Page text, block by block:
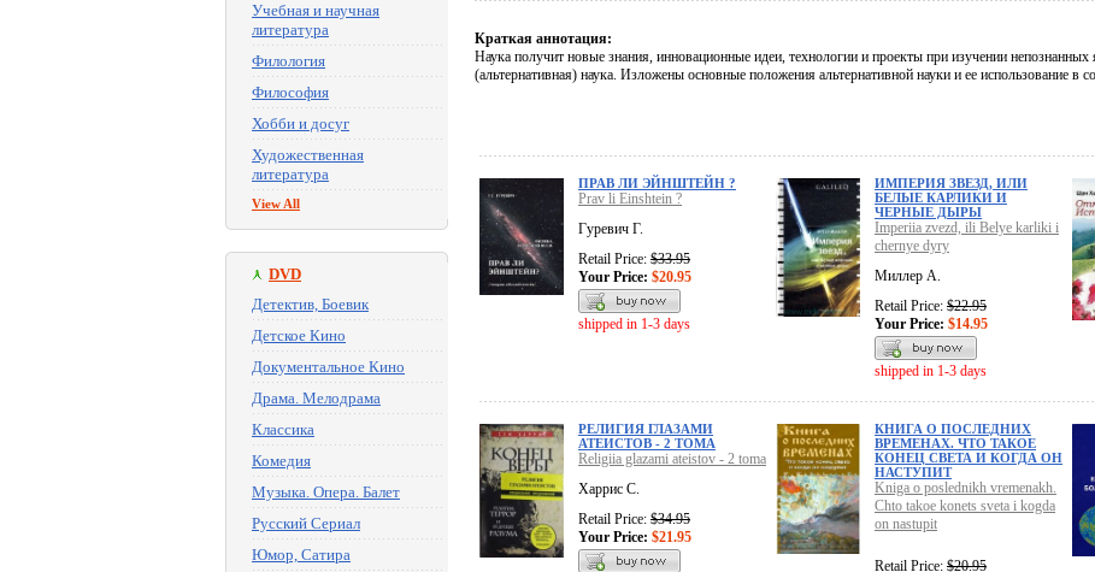
Учебная и научная
литература
Филология
Философия
Хобби и досуг
Художественная
литература
View All
DVD
Детектив, Боевик
Детское Кино
Документальное Кино
Драма. Мелодрама
Классика
Комедия
Музыка. Опера. Балет
Русский Сериал
Юмор, Сатира
Краткая аннотация:
Наука получит новые знания, инновационные идеи, технологии и проекты при изучении непознанных
(альтернативная) наука. Изложены основные положения альтернативной науки и ее использование в
ПРАВ ЛИ ЭЙНШТЕЙН ?
Prav li Einshtein ?
Гуревич Г.
Retail Price: $33.95
Your Price: $20.95
shipped in 1-3 days
ИМПЕРИЯ ЗВЕЗД, ИЛИ
БЕЛЫЕ КАРЛИКИ И
ЧЕРНЫЕ ДЫРЫ
Imperiia zvezd, ili Belye karliki i
chernye dyry
Миллер А.
Retail Price: $22.95
Your Price: $14.95
shipped in 1-3 days
РЕЛИГИЯ ГЛАЗАМИ
АТЕИСТОВ - 2 ТОМА
Religiia glazami ateistov - 2 toma
Харрис С.
Retail Price: $34.95
Your Price: $21.95
КНИГА О ПОСЛЕДНИХ
ВРЕМЕНАХ. ЧТО ТАКОЕ
КОНЕЦ СВЕТА И КОГДА ОН
НАСТУПИТ
Kniga o poslednikh vremenakh.
Chto takoe konets sveta i kogda
on nastupit
Retail Price: $20.95